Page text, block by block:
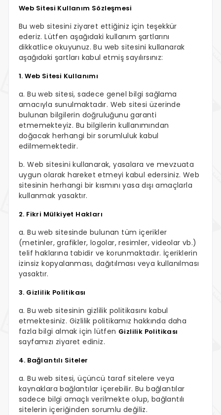
Web Sitesi Kullanım Sözleşmesi
Bu web sitesini ziyaret ettiğiniz için teşekkür
ederiz. Lütfen aşağıdaki kullanım şartlarını
dikkatlice okuyunuz. Bu web sitesini kullanarak
aşağıdaki şartları kabul etmiş sayılırsınız:
1. Web Sitesi Kullanımı
a. Bu web sitesi, sadece genel bilgi sağlama
amacıyla sunulmaktadır. Web sitesi üzerinde
bulunan bilgilerin doğruluğunu garanti
etmemekteyiz. Bu bilgilerin kullanımından
doğacak herhangi bir sorumluluk kabul
edilmemektedir.
b. Web sitesini kullanarak, yasalara ve mevzuata
uygun olarak hareket etmeyi kabul edersiniz. Web
sitesinin herhangi bir kısmını yasa dışı amaçlarla
kullanmak yasaktır.
2. Fikri Mülkiyet Hakları
a. Bu web sitesinde bulunan tüm içerikler
(metinler, grafikler, logolar, resimler, videolar vb.)
telif haklarına tabidir ve korunmaktadır. İçeriklerin
izinsiz kopyalanması, dağıtılması veya kullanılması
yasaktır.
3. Gizlilik Politikası
a. Bu web sitesinin gizlilik politikasını kabul
etmektesiniz. Gizlilik politikamız hakkında daha
fazla bilgi almak için lütfen Gizlilik Politikası
sayfamızı ziyaret ediniz.
4. Bağlantılı Siteler
a. Bu web sitesi, üçüncü taraf sitelere veya
kaynaklara bağlantılar içerebilir. Bu bağlantılar
sadece bilgi amaçlı verilmekte olup, bağlantılı
sitelerin içeriğinden sorumlu değiliz.